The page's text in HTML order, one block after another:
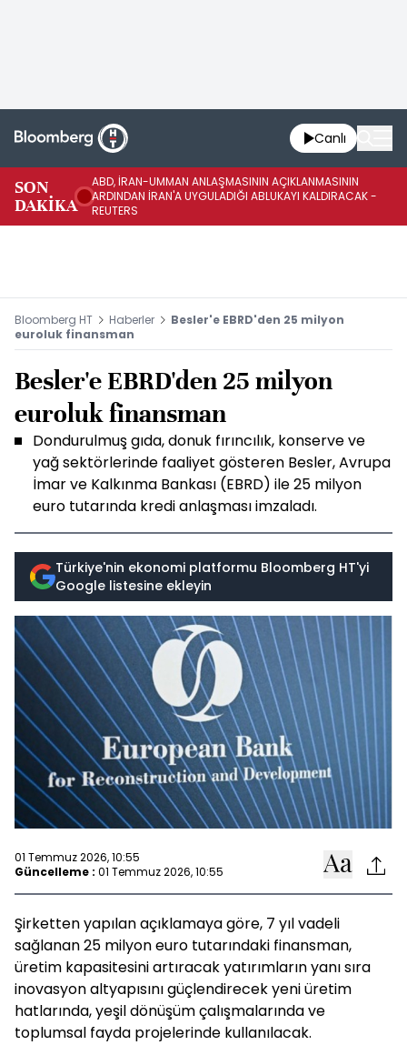
Canlı
SON
DAKİKA
ABD, İRAN-UMMAN ANLAŞMASININ AÇIKLANMASININ
ARDINDAN İRAN'A UYGULADIĞI ABLUKAYI KALDIRACAK -
REUTERS
Bloomberg HT Haberler
Besler'e EBRD'den 25 milyon
euroluk finansman
Besler'e EBRD'den 25 milyon
euroluk finansman
Dondurulmuş gıda, donuk fırıncılık, konserve ve
yağ sektörlerinde faaliyet gösteren Besler, Avrupa
İmar ve Kalkınma Bankası (EBRD) ile 25 milyon
euro tutarında kredi anlaşması imzaladı.
Türkiye'nin ekonomi platformu Bloomberg HT'yi
Google listesine ekleyin
01 Temmuz 2026, 10:55
Güncelleme : 01 Temmuz 2026, 10:55
Şirketten yapılan açıklamaya göre, 7 yıl vadeli
sağlanan 25 milyon euro tutarındaki finansman,
üretim kapasitesini artıracak yatırımların yanı sıra
inovasyon altyapısını güçlendirecek yeni üretim
hatlarında, yeşil dönüşüm çalışmalarında ve
toplumsal fayda projelerinde kullanılacak.